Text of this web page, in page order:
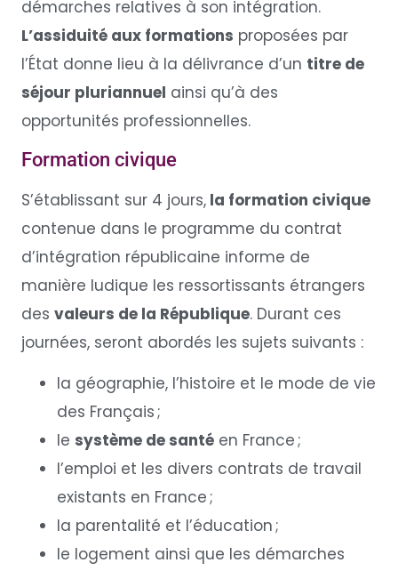
démarches relatives à son intégration.
L’assiduité aux formations proposées par
l’État donne lieu à la délivrance d’un titre de
séjour pluriannuel ainsi qu’à des
opportunités professionnelles.
Formation civique
S’établissant sur 4 jours,la formation civique
contenue dans le programme du contrat
d’intégration républicaine informe de
manière ludique les ressortissants étrangers
des valeurs de la République. Durant ces
journées, seront abordés les sujets suivants :
la géographie, l’histoire et le mode de vie
des Français ;
le système de santéen France ;
l’emploi et les divers contrats de travail
existants en France ;
la parentalité et l’éducation ;
le logement ainsi que les démarches